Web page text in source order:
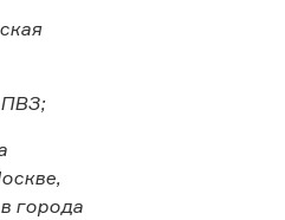
ПВЗ;
города